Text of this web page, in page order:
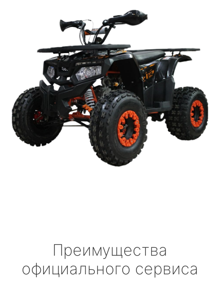
Преимущества
официального сервиса